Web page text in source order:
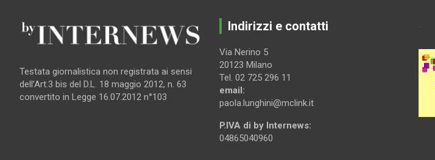
Testata giornalistica non registrata ai sensi
dell’Art.3 bis del D.L. 18 maggio 2012, n. 63
convertito in Legge 16.07.2012 n°103
Indirizzi e contatti
Via Nerino 5
20123 Milano
Tel. 02 725 296 11
email:
paola.lunghini@mclink.it
P.IVA di by Internews:
04865040960